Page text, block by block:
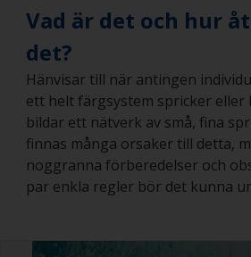
Vad är det och hur
det?
Hänvisar till när antingen
ett helt färgsystem spricker eller
bildar ett nätverk av små, fina
finnas många orsaker till detta,
noggranna förberedelser och
par enkla regler bör det kunna